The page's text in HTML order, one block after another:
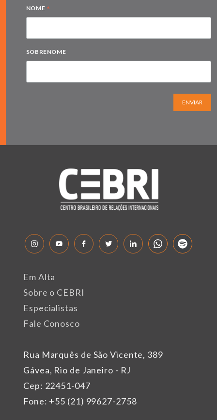
NOME *
SOBRENOME
ENVIAR
Rua Marquês de São Vicente, 389
Gávea, Rio de Janeiro - RJ
Cep: 22451-047
Fone: +55 (21) 99627-2758
Em Alta
Sobre o CEBRI
Especialistas
Fale Conosco